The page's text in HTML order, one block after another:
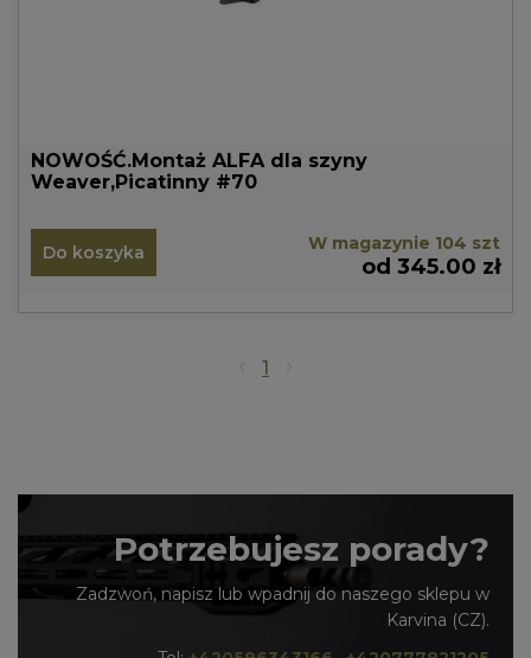
NOWOŚĆ.Montaż ALFA dla szyny
Weaver,Picatinny #70
Do koszyka W magazynie 104 szt
od 345.00 zł
1
Potrzebujesz porady?
Zadzwoń, napisz lub wpadnij do naszego sklepu w
Karvina (CZ).